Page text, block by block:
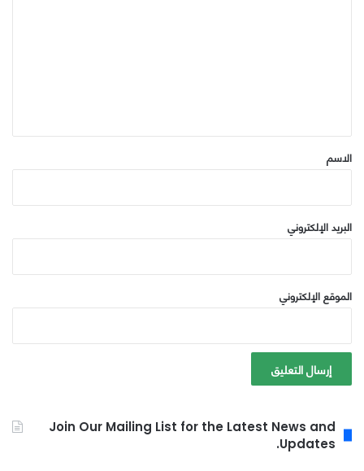
*
الاسم
البريد الإلكتروني
الموقع الإلكتروني
Join Our Mailing List for the Latest News and
Updates.